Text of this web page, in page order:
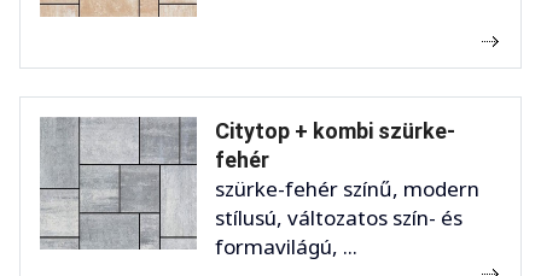
Citytop + kombi szürke-
fehér
szürke-fehér színű, modern
stílusú, változatos szín- és
formavilágú, ...